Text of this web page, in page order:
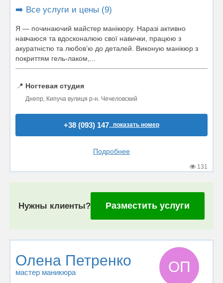
➡️ Все услуги и цены (9)
Я — починаючий майстер манікюру. Наразі активно
навчаюся та вдосконалюю свої навички, працюю з
акуратністю та любов’ю до деталей. Виконую манікюр з
покриттям гель-лаком,...
📍 Ногтевая студия
Днепр, Кипуча вулиця р-н. Чечеловский
+38 (093) 147..показать номер
Подробнее
131
Нужны клиенты? Разместить услуги
Олена Петренко
мастер маникюра ОП